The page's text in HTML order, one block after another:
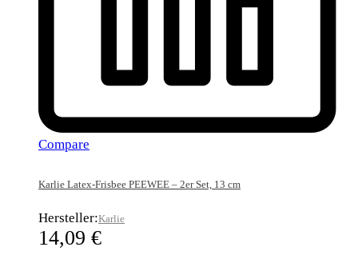
Compare
Karlie Latex-Frisbee PEEWEE – 2er Set, 13 cm
Hersteller:Karlie
14,09 €